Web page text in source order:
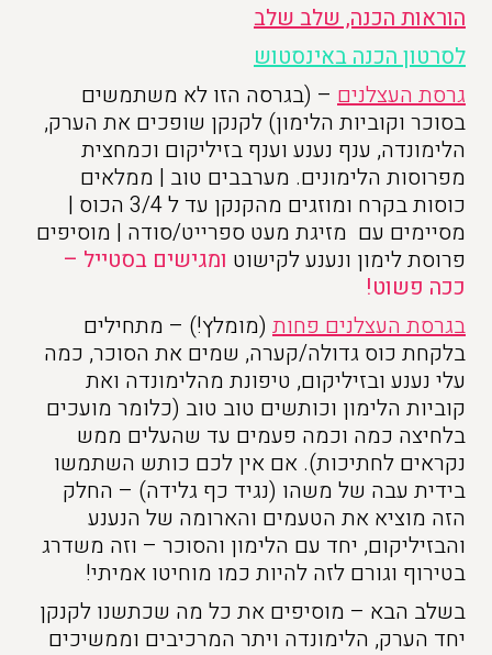
הוראות הכנה, שלב שלב
לסרטון הכנה באינסטוש
גרסת העצלנים – (בגרסה הזו לא משתמשים
בסוכר וקוביות הלימון) לקנקן שופכים את הערק,
הלימונדה, ענף נענע וענף בזיליקום וכמחצית
מפרוסות הלימונים. מערבבים טוב | ממלאים
כוסות בקרח ומוזגים מהקנקן עד ל 3/4 הכוס |
מסיימים עם מזיגת מעט ספרייט/סודה | מוסיפים
פרוסת לימון ונענע לקישוט ומגישים בסטייל –
ככה פשוט!
בגרסת העצלנים פחות (מומלץ!) – מתחילים
בלקחת כוס גדולה/קערה, שמים את הסוכר, כמה
עלי נענע ובזיליקום, טיפונת מהלימונדה ואת
קוביות הלימון וכותשים טוב טוב (כלומר מועכים
בלחיצה כמה וכמה פעמים עד שהעלים ממש
נקראים לחתיכות). אם אין לכם כותש השתמשו
בידית עבה של משהו (נגיד כף גלידה) – החלק
הזה מוציא את הטעמים והארומה של הנענע
והבזיליקום, יחד עם הלימון והסוכר – וזה משדרג
בטירוף וגורם לזה להיות כמו מוחיטו אמיתי!
בשלב הבא – מוסיפים את כל מה שכתשנו לקנקן
יחד הערק, הלימונדה ויתר המרכיבים וממשיכים